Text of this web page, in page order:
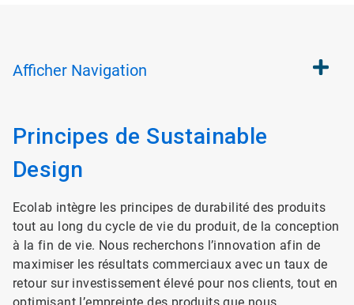
Afficher Navigation
Principes de Sustainable
Design
Ecolab intègre les principes de durabilité des produits
tout au long du cycle de vie du produit, de la conception
à la fin de vie. Nous recherchons l’innovation afin de
maximiser les résultats commerciaux avec un taux de
retour sur investissement élevé pour nos clients, tout en